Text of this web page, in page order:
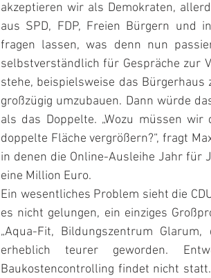
akzeptieren wir als Demokraten,
aus SPD, FDP, Freien Bürgern und
fragen lassen, was denn nun
selbstverständlich für Gespräche zur
stehe, beispielsweise das
großzügig umzubauen. Dann würde
als das Doppelte. „Wozu müssen
doppelte Fläche vergrößern?“, fragt
in denen die Online-Ausleihe Jahr für
eine Million Euro.
Ein wesentliches Problem sieht die
es nicht gelungen, ein einziges
„Aqua-Fit, Bildungszentrum
erheblich teurer geworden.
Baukostencontrolling findet nicht